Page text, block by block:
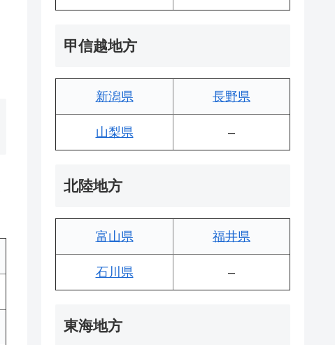
甲信越地方
新潟県 長野県
山梨県 –
北陸地方
富山県 福井県
石川県 –
東海地方